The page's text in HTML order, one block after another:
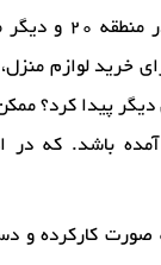
خریدار لوازم
خرید لوازم
های دیگر پیدا
باشد. که در
صورت کارکرده و